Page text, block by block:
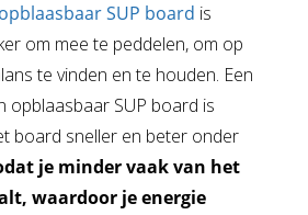
opblaasbaar SUP board is
om mee te peddelen, om op
te vinden en te houden. Een
opblaasbaar SUP board is
board sneller en beter onder
je minder vaak van het
waardoor je energie